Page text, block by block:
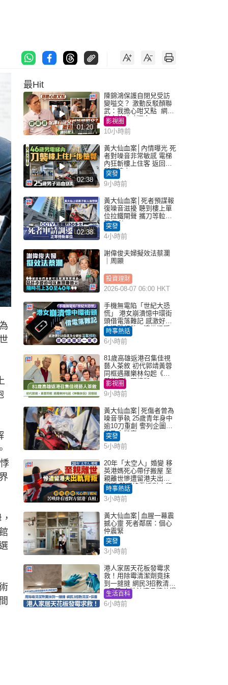
最Hit
01:20
陳錦鴻保護自閉兒受訪
變嗌交？ 激動反駁顏聯
武：我擔心咁又點 網民
批主持咄咄逼人
影視圈
10小時前
02:38
黃大仙血案│內情曝光 死
者對噪音非常敏感 電梯
內狂斬樓上住客 返回住
所墮樓亡
突發
9小時前
02:38
黃大仙血案│死者預謀報
復噪音滋擾 聽到樓上單
位拉鐵閘聲 攜刀等𨋢伏
擊傷者
突發
4小時前
謝偉俊夫婦擬效法蔡瀾
｜周顯
投資理財
2026-08-07 06:00 HKT
手機無電陷「世紀大恐
慌」 港女崩潰憶中環街
頭借電落難記 感激好心
人溫馨相助：這份溫暖
記一輩子｜Juicy叮
時事熱話
6小時前
81歲高雄返港召集佳視
藝人茶敘 初代郭靖黃蓉
同框遇羅樂林勾起《神
鵰俠侶》回憶殺
影視圈
9小時前
黃大仙血案│死傷者曾為
噪音爭執 25歲青年身中
逾10刀重創 警列企圖謀
殺及自殺案
突發
5小時前
20年「太空人」婚變 移
英港媽死心帶仔搬屋 至
親離世慘遭留港夫出軌
背叛 苦嘆終看透對方留
港「真相」｜Juicy叮
時事熱話
3小時前
黃大仙血案│血腥一幕震
撼心靈 死者鄰居：個心
仲震緊
突發
3小時前
港人家居天花板發霉求
救！用除霉清潔劑竟抹
到一撻撻 網民3招教清潔
+保養 本地油漆品牌曾提
醒勿用1物防變色
生活百科
6小時前